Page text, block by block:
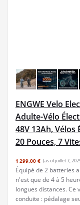
ENGWE Velo
Adulte-Vélo
48V 13Ah,
20 Pouces, 7
1 299,00 € (as of juillet 7,
Équipé de 2 batteries
n'est que de 4 à 5
longues distances. Ce
conduite : pédalage